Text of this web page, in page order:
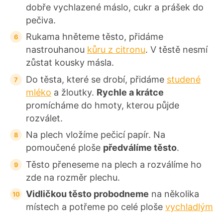
dobře vychlazené máslo, cukr a prášek do
pečiva.
Rukama hněteme těsto, přidáme
nastrouhanou kůru z citronu. V těstě nesmí
zůstat kousky másla.
Do těsta, které se drobí, přidáme studené
mléko a žloutky. Rychle a krátce
promícháme do hmoty, kterou půjde
rozválet.
Na plech vložíme pečicí papír. Na
pomoučené ploše předválíme těsto.
Těsto přeneseme na plech a rozválíme ho
zde na rozměr plechu.
Vidličkou těsto probodneme na několika
místech a potřeme po celé ploše vychladlým